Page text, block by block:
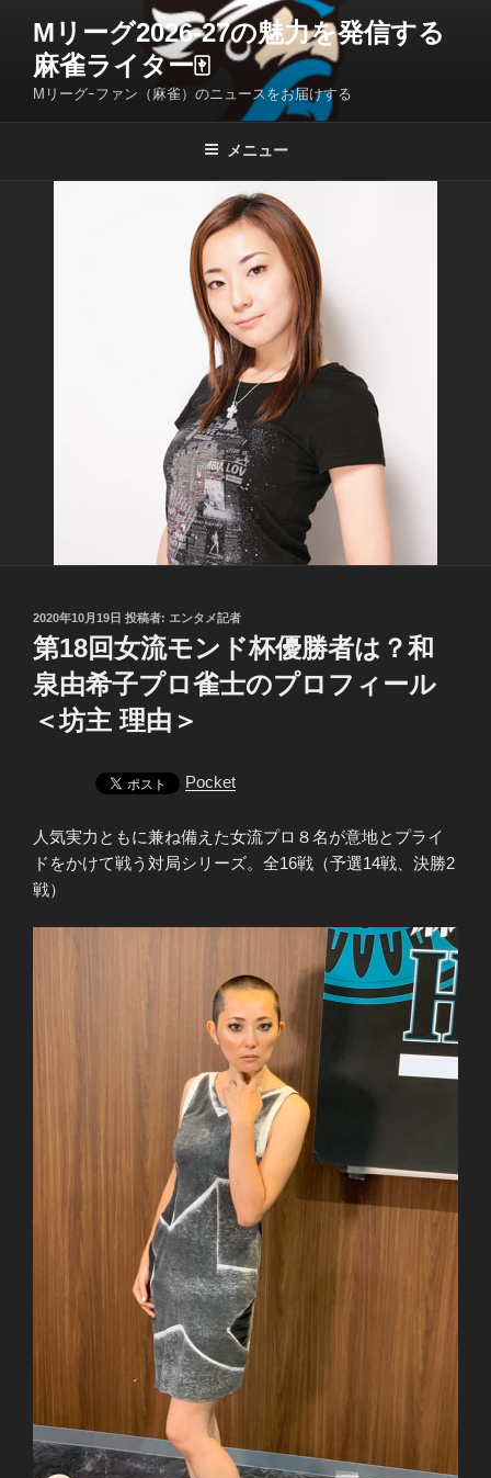
Mリーグ2026-27の魅力を発信する
麻雀ライター🀄️
Mリーグｰファン（麻雀）のニュースをお届けする
メニュー
投
稿
日:
2020年10月19日 投稿者: エンタメ記者
第18回女流モンド杯優勝者は？和
泉由希子プロ雀士のプロフィール
＜坊主 理由＞
Pocket
人気実力ともに兼ね備えた女流プロ８名が意地とプライ
ドをかけて戦う対局シリーズ。全16戦（予選14戦、決勝2
戦）